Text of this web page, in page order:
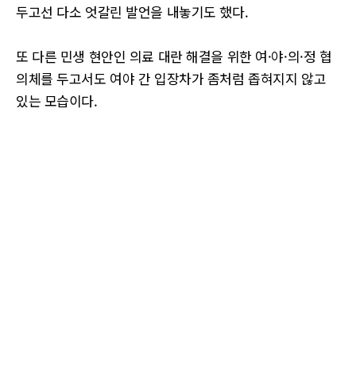
두고선 다소 엇갈린 발언을 내놓기도 했다.
또 다른 민생 현안인 의료 대란 해결을 위한 여·야·의·정 협
의체를 두고서도 여야 간 입장차가 좀처럼 좁혀지지 않고
있는 모습이다.